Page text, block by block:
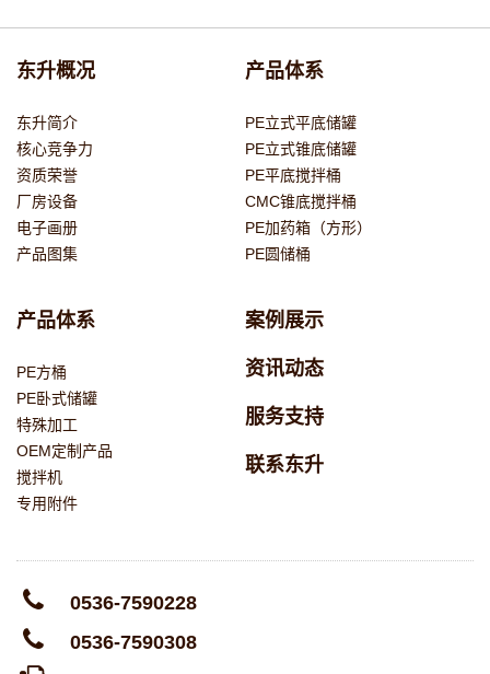
东升概况
东升简介
核心竞争力
资质荣誉
厂房设备
电子画册
产品图集
产品体系
PE立式平底储罐
PE立式锥底储罐
PE平底搅拌桶
CMC锥底搅拌桶
PE加药箱（方形）
PE圆储桶
产品体系
PE方桶
PE卧式储罐
特殊加工
OEM定制产品
搅拌机
专用附件
案例展示
资讯动态
服务支持
联系东升
0536-7590228
0536-7590308